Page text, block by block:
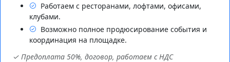
Работаем с ресторанами, лофтами, офисами,
клубами.
Возможно полное продюсирование события и
координация на площадке.
✓ Предоплата 50%, договор, работаем с НДС